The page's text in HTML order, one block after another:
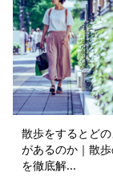
散歩をするとど
があるのか｜散
を徹底解...